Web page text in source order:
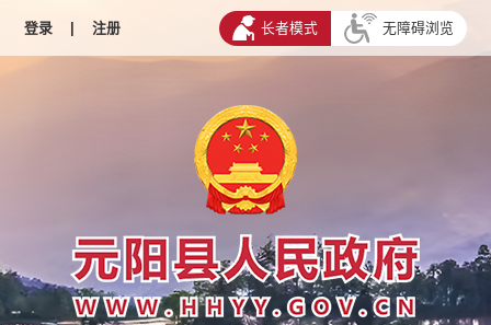
登录 | 注册 长者模式 无障碍浏览